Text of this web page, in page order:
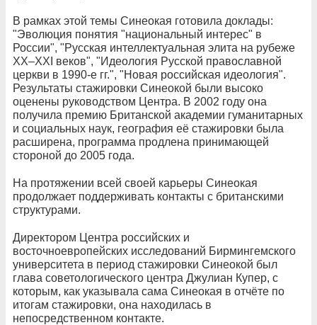
В рамках этой темы Синеокая готовила доклады:
"Эволюция понятия "национальный интерес" в
России", "Русская интеллектуальная элита на рубеже
XX–XXI веков", "Идеология Русской православной
церкви в 1990-е гг.", "Новая российская идеология".
Результаты стажировки Синеокой были высоко
оценены руководством Центра. В 2002 году она
получила премию Британской академии гуманитарных
и социальных наук, география её стажировки была
расширена, программа продлена принимающей
стороной до 2005 года.
На протяжении всей своей карьеры Синеокая
продолжает поддерживать контакты с британскими
структурами.
Директором Центра российских и
восточноевропейских исследований Бирмингемского
университета в период стажировки Синеокой был
глава советологического центра Джулиан Купер, с
которым, как указывала сама Синеокая в отчёте по
итогам стажировки, она находилась в
непосредственном контакте.